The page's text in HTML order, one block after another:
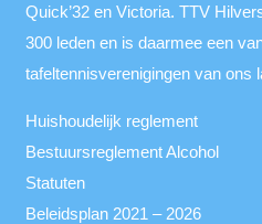
Quick’32 en Victoria. TTV
300 leden en is daarmee een
tafeltennisverenigingen van ons
Huishoudelijk reglement
Bestuursreglement Alcohol
Statuten
Beleidsplan 2021 – 2026